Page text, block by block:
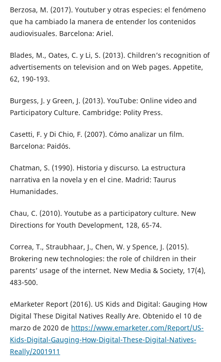
Berzosa, M. (2017). Youtuber y otras especies: el fenómeno
que ha cambiado la manera de entender los contenidos
audiovisuales. Barcelona: Ariel.
Blades, M., Oates, C. y Li, S. (2013). Children’s recognition of
advertisements on television and on Web pages. Appetite,
62, 190-193.
Burgess, J. y Green, J. (2013). YouTube: Online video and
Participatory Culture. Cambridge: Polity Press.
Casetti, F. y Di Chio, F. (2007). Cómo analizar un film.
Barcelona: Paidós.
Chatman, S. (1990). Historia y discurso. La estructura
narrativa en la novela y en el cine. Madrid: Taurus
Humanidades.
Chau, C. (2010). Youtube as a participatory culture. New
Directions for Youth Development, 128, 65-74.
Correa, T., Straubhaar, J., Chen, W. y Spence, J. (2015).
Brokering new technologies: the role of children in their
parents’ usage of the internet. New Media & Society, 17(4),
483-500.
eMarketer Report (2016). US Kids and Digital: Gauging How
Digital These Digital Natives Really Are. Obtenido el 10 de
marzo de 2020 de https://www.emarketer.com/Report/US-
Kids-Digital-Gauging-How-Digital-These-Digital-Natives-
Really/2001911